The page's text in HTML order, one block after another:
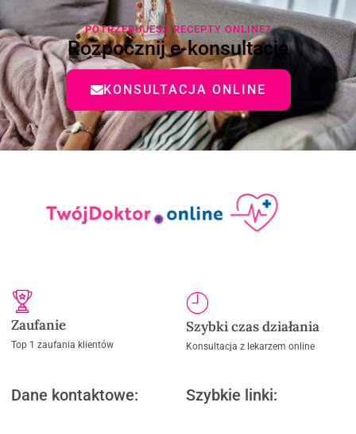
POTRZEBUJESZ RECEPTY ONLINE?
Rozpocznij e-konsultację
KONSULTACJA ONLINE
Zaufanie
Top 1 zaufania klientów
Szybki czas działania
Konsultacja z lekarzem online
Dane kontaktowe: Szybkie linki: